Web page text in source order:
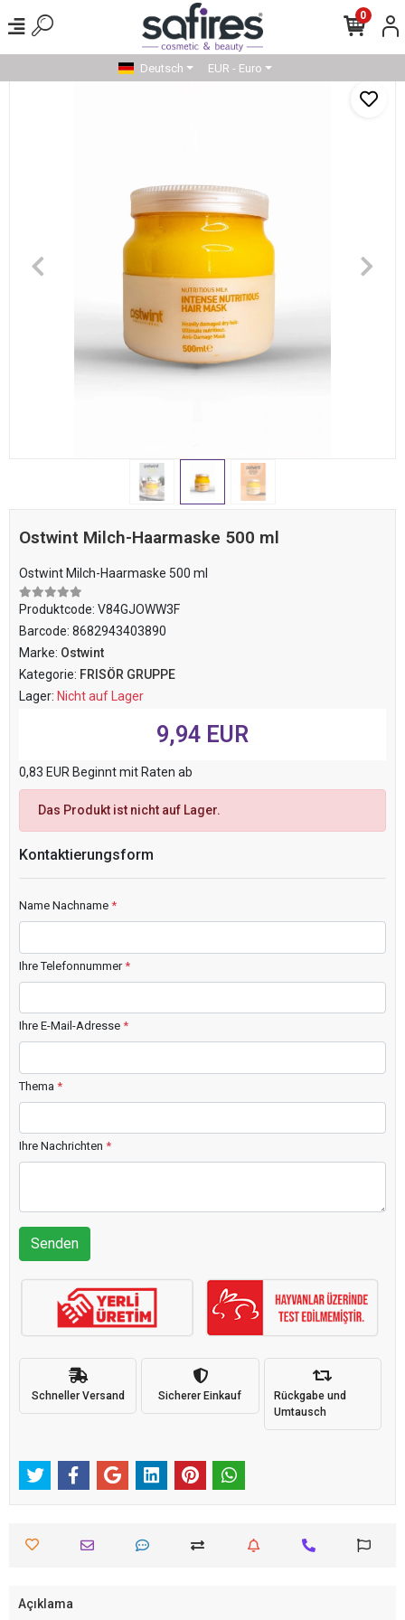
0
Deutsch EUR - Euro
Ostwint Milch-Haarmaske 500 ml
Ostwint Milch-Haarmaske 500 ml
Produktcode: V84GJOWW3F
Barcode: 8682943403890
Marke: Ostwint
Kategorie: FRISÖR GRUPPE
Lager: Nicht auf Lager
9,94 EUR
0,83 EUR Beginnt mit Raten ab
Das Produkt ist nicht auf Lager.
Kontaktierungsform
Name Nachname *
Ihre Telefonnummer*
Ihre E-Mail-Adresse *
Thema *
Ihre Nachrichten *
Senden
Schneller Versand Sicherer Einkauf
Rückgabe und
Umtausch
Açıklama